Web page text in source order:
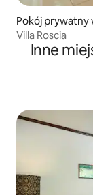
Pokój prywatny
Villa Roscia
Inne